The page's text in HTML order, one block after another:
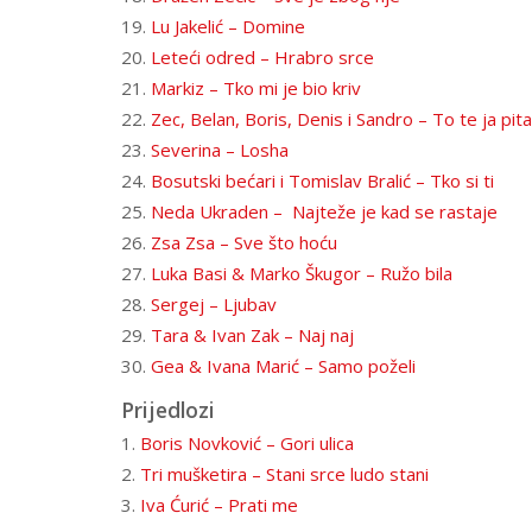
19. Lu Jakelić – Domine
20. Leteći odred – Hrabro srce
21. Markiz – Tko mi je bio kriv
22. Zec, Belan, Boris, Denis i Sandro – To te ja
23. Severina – Losha
24. Bosutski bećari i Tomislav Bralić – Tko si ti
25. Neda Ukraden – Najteže je kad se rastaje
26. Zsa Zsa – Sve što hoću
27. Luka Basi & Marko Škugor – Ružo bila
28. Sergej – Ljubav
29. Tara & Ivan Zak – Naj naj
30. Gea & Ivana Marić – Samo poželi
Prijedlozi
1. Boris Novković – Gori ulica
2. Tri mušketira – Stani srce ludo stani
3. Iva Ćurić – Prati me